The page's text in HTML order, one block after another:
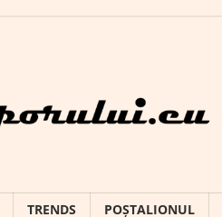
TRENDS POȘTALIONUL